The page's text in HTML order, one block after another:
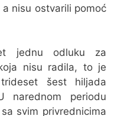
nisu ostvarili pomoć
jednu odluku za
nisu radila, to je
šest hiljada
narednom periodu
svim privrednicima